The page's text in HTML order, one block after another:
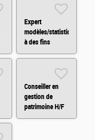
Expert
modèles/statistiques
à des fins
d'audit H/F
Conseiller en
gestion de
patrimoine H/F